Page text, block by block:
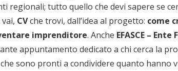
regionali; tutto quello che devi sapere se
CVche trovi, dall’idea al progetto: come
imprenditore. Anche EFASCE –
appuntamento dedicato a chi cerca la
sono pronti a condividere quanto hanno